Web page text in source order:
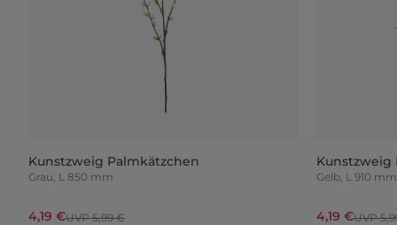
Kunstzweig Palmkätzchen
Grau, L 850 mm
4,19 €UVP 5,99 €
Kunstzweig
Gelb, L 910 mm
4,19 €UVP